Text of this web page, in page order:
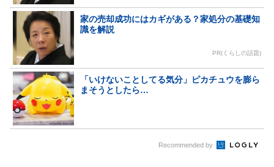
家の売却成功にはカギがある？家処分の基礎知
識を解説
PR(くらしの話題)
「いけないことしてる気分」ピカチュウを膨ら
まそうとしたら…
Recommended by